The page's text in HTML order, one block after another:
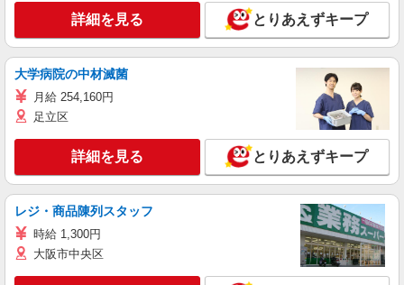
詳細を見る とりあえずキープ
大学病院の中材滅菌
月給 254,160円
足立区
詳細を見る とりあえずキープ
レジ・商品陳列スタッフ
時給 1,300円
大阪市中央区